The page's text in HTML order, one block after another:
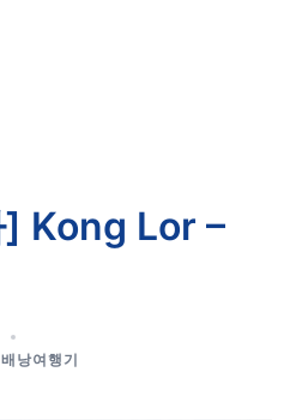
Kong Lor –
낭여행기